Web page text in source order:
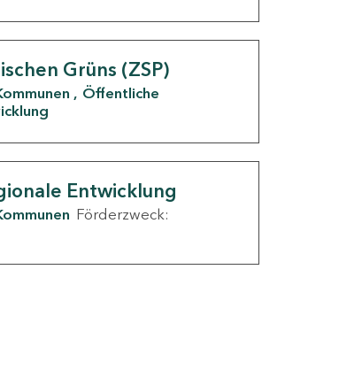
Grüns (ZSP)
Öffentliche
Entwicklung
Förderzweck: